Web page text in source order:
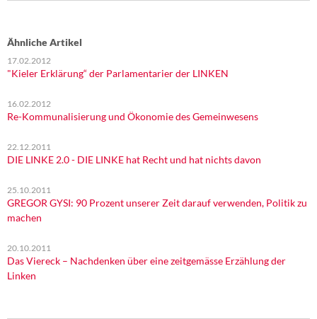
Ähnliche Artikel
17.02.2012
"Kieler Erklärung“ der Parlamentarier der LINKEN
16.02.2012
Re-Kommunalisierung und Ökonomie des Gemeinwesens
22.12.2011
DIE LINKE 2.0 - DIE LINKE hat Recht und hat nichts davon
25.10.2011
GREGOR GYSI: 90 Prozent unserer Zeit darauf verwenden, Politik zu
machen
20.10.2011
Das Viereck – Nachdenken über eine zeitgemässe Erzählung der
Linken